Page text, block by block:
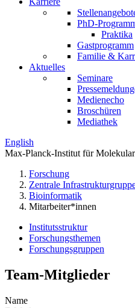
PhD-
Praktika
Gastprogramm
Familie &
Aktuelles
Seminare
Medienecho
Broschüren
Mediathek
English
Max-Planck-Institut für
Forschung
Zentrale
Bioinformatik
Mitarbeiter*innen
Institutsstruktur
Forschungsthemen
Forschungsgruppen
Team-Mitglieder
Name